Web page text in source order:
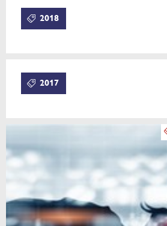
2018
2017